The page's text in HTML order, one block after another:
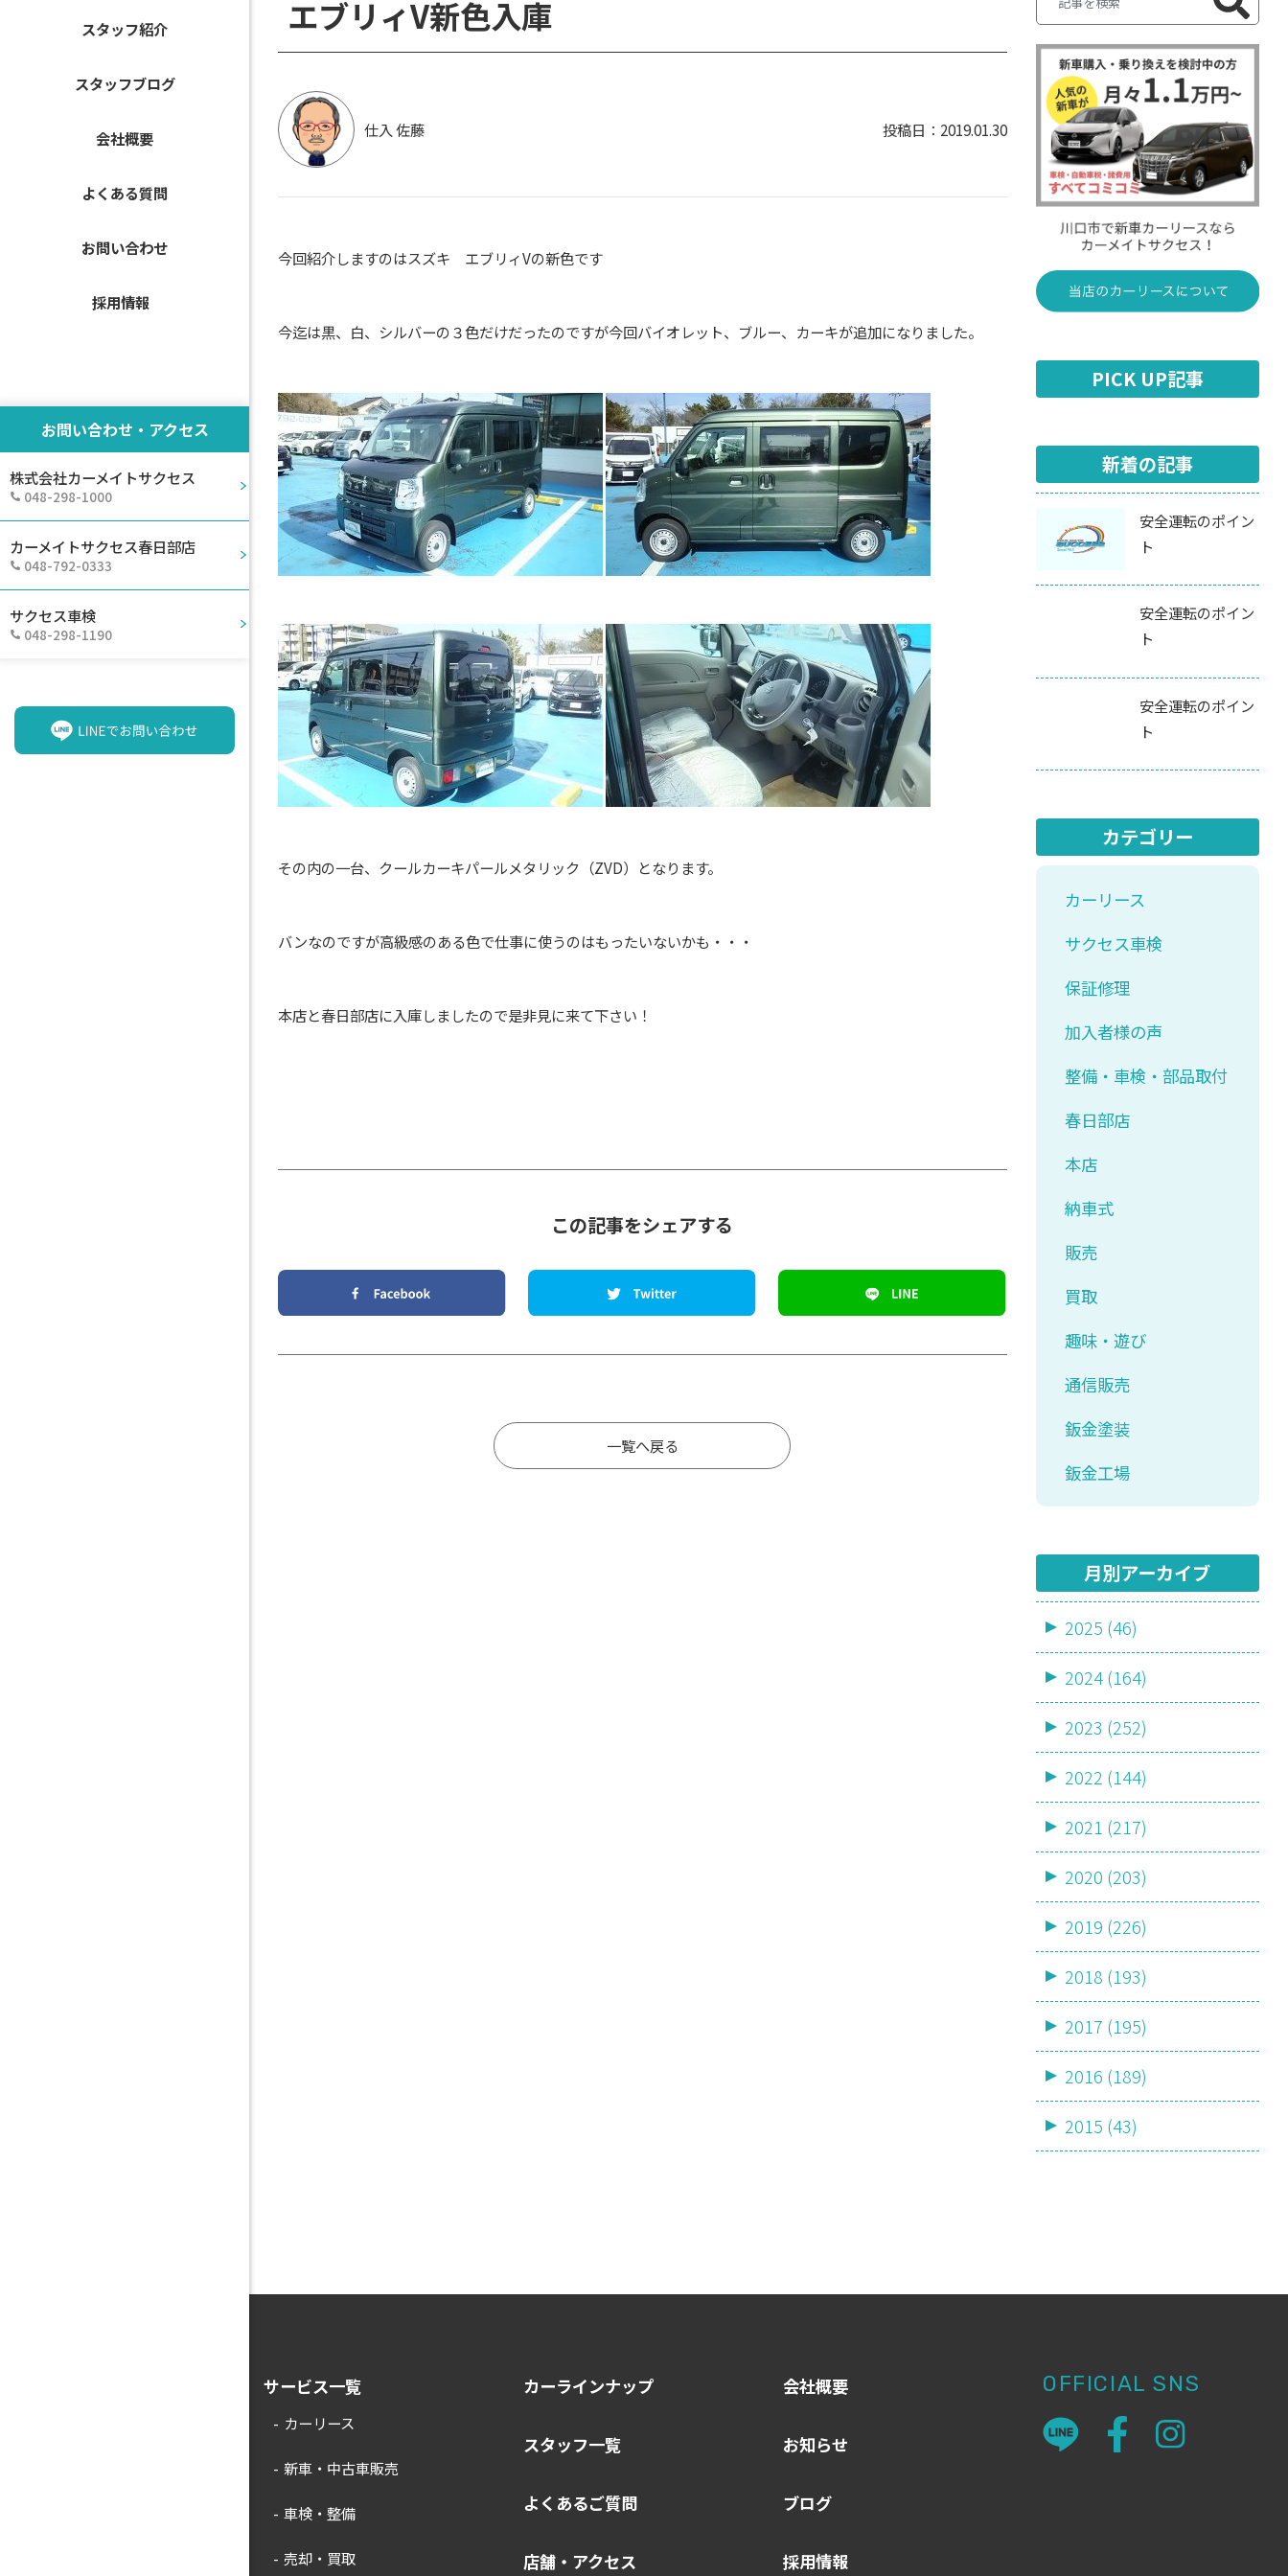
スタッフ紹介
スタッフブログ
会社概要
よくある質問
お問い合わせ
採用情報
お問い合わせ・アクセス
株式会社カーメイトサクセス
048-298-1000
カーメイトサクセス春日部店
048-792-0333
サクセス車検
048-298-1190
エブリィV新色入庫
仕入 佐藤 2019.01.30
今回紹介しますのはスズキ エブリィVの新色です
今迄は黒、白、シルバーの３色だけだったのですが今回バイオレット、ブルー、カーキが追加になりました。
その内の一台、クールカーキパールメタリック（ZVD）となります。
バンなのですが高級感のある色で仕事に使うのはもったいないかも・・・
本店と春日部店に入庫しましたので是非見に来て下さい！
この記事をシェアする
一覧へ戻る
PICK UP記事
新着の記事
安全運転のポイン
ト
安全運転のポイン
ト
安全運転のポイン
ト
カテゴリー
カーリース
サクセス車検
保証修理
加入者様の声
整備・車検・部品取付
春日部店
本店
納車式
販売
買取
趣味・遊び
通信販売
鈑金塗装
鈑金工場
月別アーカイブ
2025 (46)
2024 (164)
2023 (252)
2022 (144)
2021 (217)
2020 (203)
2019 (226)
2018 (193)
2017 (195)
2016 (189)
2015 (43)
サービス一覧
カーリース
新車・中古車販売
車検・整備
売却・買取
カーラインナップ
スタッフ一覧
よくあるご質問
店舗・アクセス
会社概要
お知らせ
ブログ
採用情報
OFFICIAL SNS